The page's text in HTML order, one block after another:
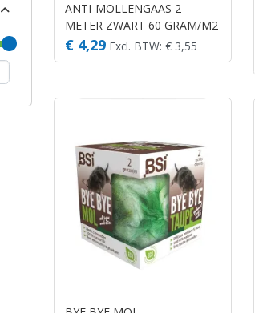
ANTI-MOLLENGAAS 2
METER ZWART 60 GRAM/M2
(ROL IS 200X2MTR)
€ 4,29 Excl. BTW: € 3,55